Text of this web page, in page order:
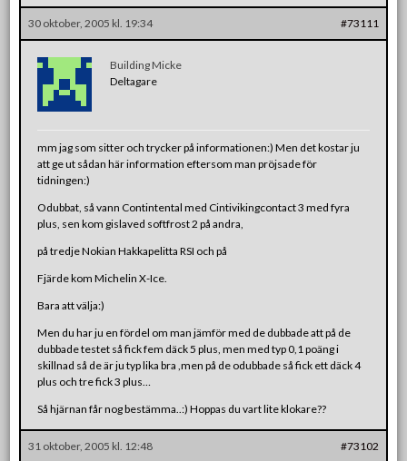
30 oktober, 2005 kl. 19:34 #73111
Building Micke
Deltagare
mm jag som sitter och trycker på informationen:) Men det kostar ju
att ge ut sådan här information eftersom man pröjsade för
tidningen:)
Odubbat, så vann Contintental med Cintivikingcontact 3 med fyra
plus, sen kom gislaved softfrost 2 på andra,
på tredje Nokian Hakkapelitta RSI och på
Fjärde kom Michelin X-Ice.
Bara att välja:)
Men du har ju en fördel om man jämför med de dubbade att på de
dubbade testet så fick fem däck 5 plus, men med typ 0,1 poäng i
skillnad så de är ju typ lika bra ,men på de odubbade så fick ett däck 4
plus och tre fick 3 plus…
Så hjärnan får nog bestämma..:) Hoppas du vart lite klokare??
31 oktober, 2005 kl. 12:48 #73102